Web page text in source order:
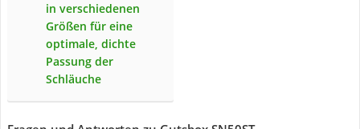
in verschiedenen
Größen für eine
optimale, dichte
Passung der
Schläuche